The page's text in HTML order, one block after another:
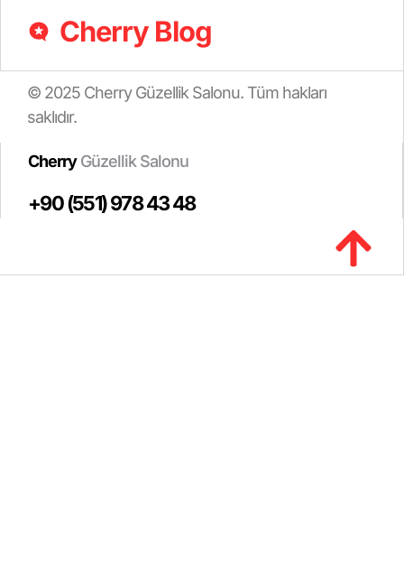
Cherry Blog
© 2025 Cherry Güzellik Salonu. Tüm hakları
saklıdır.
CherryGüzellik Salonu
+90 (551) 978 43 48